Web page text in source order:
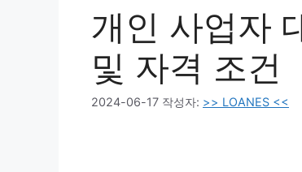
개인 사업자
및 자격 조건
2024-06-17 작성자: >> LOANES <<